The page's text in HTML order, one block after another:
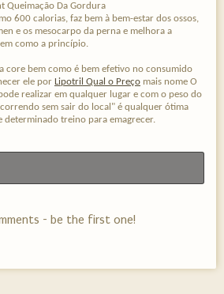
Queimação Da Gordura
600 calorias, faz bem à bem-estar dos ossos,
e os mesocarpo da perna e melhora a
como a princípio.
core bem como é bem efetivo no consumido
ele por Lipotril Qual o Preço mais nome O
realizar em qualquer lugar e com o peso do
sem sair do local" é qualquer ótima
determinado treino para emagrecer.
- be the first one!